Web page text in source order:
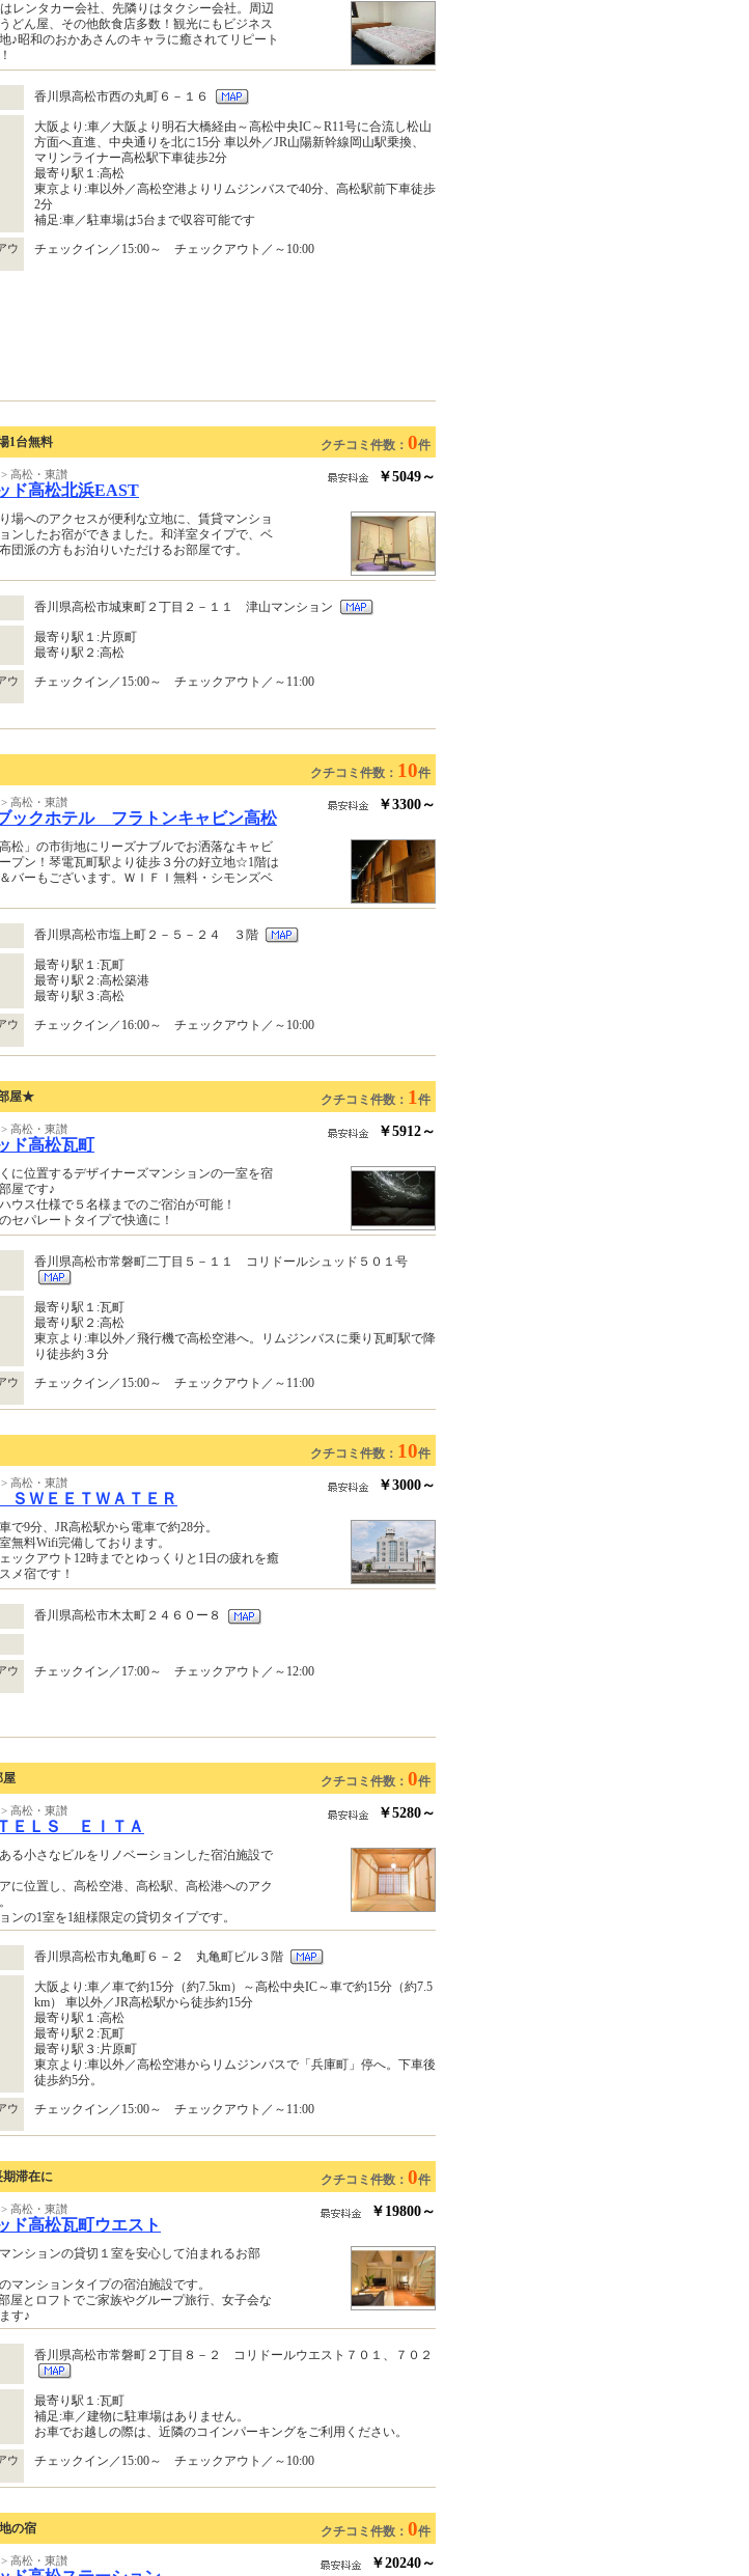
レンタカー会社、先隣りはタクシー会社。周辺
どん屋、その他飲食店多数！観光にもビジネス
♪昭和のおかあさんのキャラに癒されてリピート
香川県高松市西の丸町６－１６
大阪より:車／大阪より明石大橋経由～高松中央IC～R11号に合流し松山
方面へ直進、中央通りを北に15分 車以外／JR山陽新幹線岡山駅乗換、
マリンライナー高松駅下車徒歩2分
最寄り駅１:高松
東京より:車以外／高松空港よりリムジンバスで40分、高松駅前下車徒歩
2分
補足:車／駐車場は5台まで収容可能です
ウ
チェックイン／15:00～ チェックアウト／～10:00
1台無料 クチコミ件数： 0件
高松・東讃
ド高松北浜EAST
￥5049～
場へのアクセスが便利な立地に、賃貸マンショ
ンしたお宿ができました。和洋室タイプで、ベ
団派の方もお泊りいただけるお部屋です。
香川県高松市城東町２丁目２－１１ 津山マンション
最寄り駅１:片原町
最寄り駅２:高松
ウ
チェックイン／15:00～ チェックアウト／～11:00
クチコミ件数： 10件
高松・東讃
ックホテル フラトンキャビン高松
￥3300～
松」の市街地にリーズナブルでお洒落なキャビ
プン！琴電瓦町駅より徒歩３分の好立地☆1階は
バーもございます。ＷＩＦＩ無料・シモンズベ
香川県高松市塩上町２－５－２４ ３階
最寄り駅１:瓦町
最寄り駅２:高松築港
最寄り駅３:高松
ウ
チェックイン／16:00～ チェックアウト／～10:00
屋★ クチコミ件数： 1件
高松・東讃
ド高松瓦町
￥5912～
に位置するデザイナーズマンションの一室を宿
屋です♪
ウス仕様で５名様までのご宿泊が可能！
セパレートタイプで快適に！
香川県高松市常磐町二丁目５－１１ コリドールシュッド５０１号
最寄り駅１:瓦町
最寄り駅２:高松
東京より:車以外／飛行機で高松空港へ。リムジンバスに乗り瓦町駅で降
り徒歩約３分
ウ
チェックイン／15:00～ チェックアウト／～11:00
クチコミ件数： 10件
高松・東讃
ＳＷＥＥＴＷＡＴＥＲ
￥3000～
で9分、JR高松駅から電車で約28分。
無料Wifi完備しております。
ックアウト12時までとゆっくりと1日の疲れを癒
メ宿です！
香川県高松市木太町２４６０ー８
ウ
チェックイン／17:00～ チェックアウト／～12:00
屋 クチコミ件数： 0件
高松・東讃
ＥＬＳ ＥＩＴＡ
￥5280～
る小さなビルをリノベーションした宿泊施設で
に位置し、高松空港、高松駅、高松港へのアク
ンの1室を1組様限定の貸切タイプです。
香川県高松市丸亀町６－２ 丸亀町ビル３階
大阪より:車／車で約15分（約7.5km）～高松中央IC～車で約15分（約7.5
km） 車以外／JR高松駅から徒歩約15分
最寄り駅１:高松
最寄り駅２:瓦町
最寄り駅３:片原町
東京より:車以外／高松空港からリムジンバスで「兵庫町」停へ。下車後
徒歩約5分。
ウ
チェックイン／15:00～ チェックアウト／～11:00
滞在に クチコミ件数： 0件
高松・東讃
ド高松瓦町ウエスト
￥19800～
ンションの貸切１室を安心して泊まれるお部
マンションタイプの宿泊施設です。
屋とロフトでご家族やグループ旅行、女子会な
す♪
香川県高松市常磐町２丁目８－２ コリドールウエスト７０１、７０２
最寄り駅１:瓦町
補足:車／建物に駐車場はありません。
お車でお越しの際は、近隣のコインパーキングをご利用ください。
ウ
チェックイン／15:00～ チェックアウト／～10:00
の宿 クチコミ件数： 0件
高松・東讃 ￥20240～